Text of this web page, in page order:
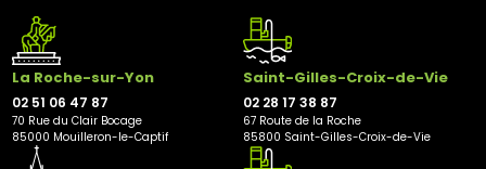
La Roche-sur-Yon
02 51 06 47 87
70 Rue du Clair Bocage
85000 Mouilleron-le-Captif
Saint-Gilles-Croix-de-Vie
02 28 17 38 87
67 Route de la Roche
85800 Saint-Gilles-Croix-de-Vie